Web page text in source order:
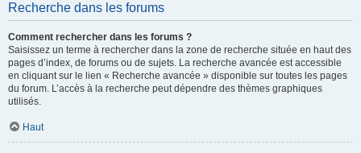
Recherche dans les forums
Comment rechercher dans les forums ?
Saisissez un terme à rechercher dans la zone de recherche située en haut des
pages d’index, de forums ou de sujets. La recherche avancée est accessible
en cliquant sur le lien « Recherche avancée » disponible sur toutes les pages
du forum. L’accès à la recherche peut dépendre des thèmes graphiques
utilisés.
Haut